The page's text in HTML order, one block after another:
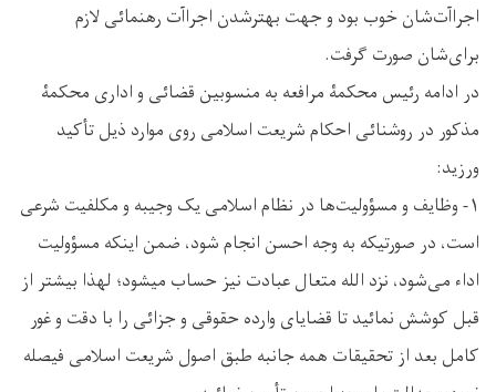
اجراآت‌شان خوب بود و جهت بهترشدن اجراآت رهنمائی لازم
برای‌شان صورت گرفت.
در ادامه رئیس محکمۀ مرافعه به منسوبین قضائی و اداری محکمۀ
مذکور در روشنائی احکام شریعت اسلامی روی موارد ذیل تأکید
ورزید:
۱- وظایف و مسؤولیت‌ها در نظام اسلامی یک وجیبه و مکلفیت شرعی
است، در صورتیکه به وجه احسن انجام شود، ضمن اینکه مسؤولیت
اداء می‌شود، نزد الله متعال عبادت نیز حساب میشود؛ لهذا بیشتر از
قبل کوشش نمائید تا قضایای وارده حقوقی و جزائی را با دقت و غور
کامل بعد از تحقیقات همه جانبه طبق اصول شریعت اسلامی فیصله